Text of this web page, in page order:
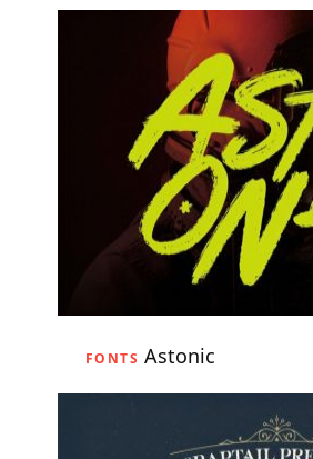
FONTS Astonic